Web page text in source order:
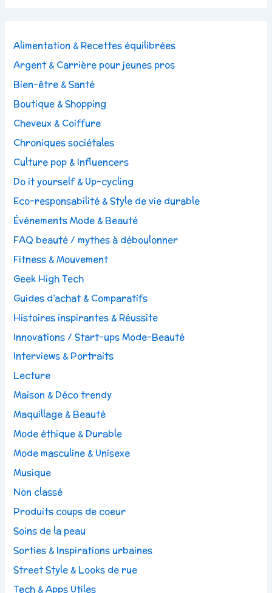
Alimentation & Recettes équilibrées
Argent & Carrière pour jeunes pros
Bien-être & Santé
Boutique & Shopping
Cheveux & Coiffure
Chroniques sociétales
Culture pop & Influencers
Do it yourself & Up-cycling
Eco-responsabilité & Style de vie durable
Événements Mode & Beauté
FAQ beauté / mythes à déboulonner
Fitness & Mouvement
Geek High Tech
Guides d’achat & Comparatifs
Histoires inspirantes & Réussite
Innovations / Start-ups Mode-Beauté
Interviews & Portraits
Lecture
Maison & Déco trendy
Maquillage & Beauté
Mode éthique & Durable
Mode masculine & Unisexe
Musique
Non classé
Produits coups de coeur
Soins de la peau
Sorties & Inspirations urbaines
Street Style & Looks de rue
Tech & Apps Utiles